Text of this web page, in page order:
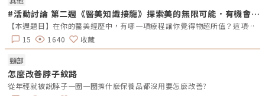
專業，除了不推銷、價格透明，更只提供雷射、電音波等五種療程項目，以
專精專攻為目標。醫師在施作前，會先透過詳盡的問診評估每位顧客的肌膚
狀況，再依照膚質、膚況為每一位顧客量身設計療程計畫。沒想到這樣的策
略，更讓職人精神深耕於文化中的日本人趨之若鶩。雖然診所並非位在一級
戰區，但在新店大坪林捷運站旁的品川，開業十多年來，也意外地累積一群
日本顧客，不僅被日本媒體TaipeiNavi等旅遊雜誌報導過，連日本藝人渡邊
波拉皮的品川，憑藉著良好的技術與對於細節的要求，成功獲得了不少日本
顧客跨海支持。有效、安全，是品川挑選儀器的第一考量。圖/品川診所提
供站在顧客角度挑選儀器，有效又安全的玩美電波Oligio成首選要幫客人挑
選「最有效、最安全」的儀器是品川診所的堅持。每次在選購機器設備時，
#活動討論 第二週《醫美知識接龍》探索美的無限可能．有機會贏取專屬好禮
【本週題目】在你的醫美經歷中，有哪一項療程讓你覺得物超所值？這項療程的效果和價格如何？為什麼你會推薦它？【本週活動時間】10/21（一）AM09:00-10/27（日） PM23:59【活動獎勵】《7-11購物金50元》抽10名會員【活動方式】活動期間每週一AM09:00將在活動討論區發布討論主題，請在該討論主題回覆符合問題的留言。若經查詢發佈無意義的回文，則喪失抽獎、獲獎資格。例如：非主題回覆、未完整回覆等。將從符合留言規則的參與者中抽出 10名「專業討論獎」得獎者。此外，官方還會評選出最佳留言者，這些留言者將優先納入抽獎範圍，以提升其被抽中的機會。於每週日23:59留言截止，經核對皆符合活動規範，將於次週一抽出10名幸運得獎者。乙組會員帳號當週僅限留言乙次。若當週獲獎的會員帳號，次週仍可參與留言和抽獎。會員連續4週參與醫美知識接龍活動者，將有額外抽「每週成就獎」的機會，可獲得「7-11購物金100元」作為獎勵。每週一於討論區對應主題最下方公布得獎名單，並且用站內信通知得獎會員須加入「醫美圈圈官方LINE」以利獎勵發放。
15
1640 收藏
頸部
怎麼改善脖子紋路
從年輕就被說脖子一圈一圈擦什麼保養品都沒用要怎麼改善?